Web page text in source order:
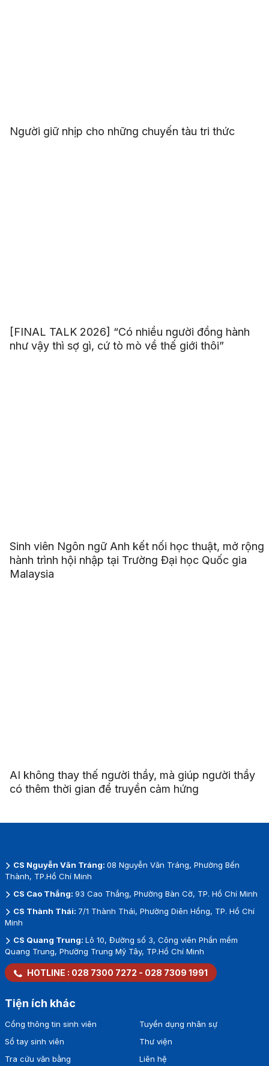
Người giữ nhịp cho những chuyến tàu tri thức
[FINAL TALK 2026] “Có nhiều người đồng hành
như vậy thì sợ gì, cứ tò mò về thế giới thôi”
Sinh viên Ngôn ngữ Anh kết nối học thuật, mở rộng
hành trình hội nhập tại Trường Đại học Quốc gia
Malaysia
AI không thay thế người thầy, mà giúp người thầy
có thêm thời gian để truyền cảm hứng
CS Nguyễn Văn Tráng: 08 Nguyễn Văn Tráng, Phường Bến
Thành, TP.Hồ Chí Minh
CS Cao Thắng: 93 Cao Thắng, Phường Bàn Cờ, TP. Hồ Chí Minh
CS Thành Thái: 7/1 Thành Thái, Phường Diên Hồng, TP. Hồ Chí
Minh
CS Quang Trung: Lô 10, Đường số 3, Công viên Phần mềm
Quang Trung, Phường Trung Mỹ Tây, TP.Hồ Chí Minh
HOTLINE : 028 7300 7272 - 028 7309 1991
Tiện ích khác
Cổng thông tin sinh viên
Sổ tay sinh viên
Tra cứu văn bằng
Tuyển dụng nhân sự
Thư viện
Liên hệ